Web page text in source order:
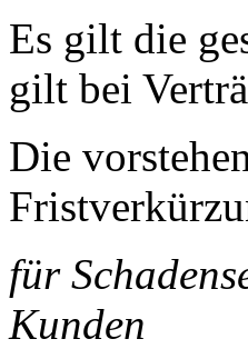
Es gilt die
gilt bei
Die
für
Kunden